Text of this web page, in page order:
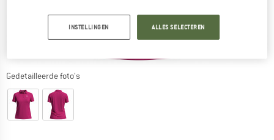
Gedetailleerde foto's
INSTELLINGEN ALLES SELECTEREN